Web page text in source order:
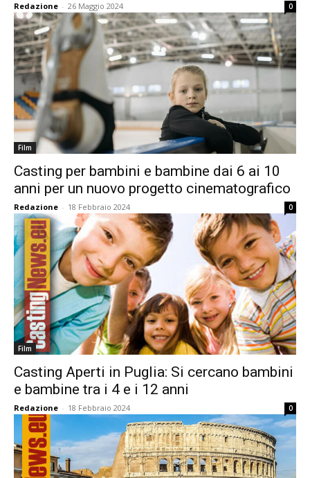
Redazione - 26 Maggio 2024 0
Film
Casting per bambini e bambine dai 6 ai 10
anni per un nuovo progetto cinematografico
Redazione - 18 Febbraio 2024 0
Film
Casting Aperti in Puglia: Si cercano bambini
e bambine tra i 4 e i 12 anni
Redazione - 18 Febbraio 2024 0